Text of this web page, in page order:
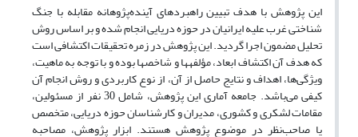
این پژوهش با هدف تبیین راهبردهای آینده‌پژوهانه مقابله با جنگ
شناختی غرب علیه ایرانیان در حوزه دریایی انجام شده و بر اساس روش
تحلیل مضمون اجرا گردید. این پژوهش در زمره تحقیقات اکتشافی است
که هدف آن اکتشاف ابعاد، مؤلفه‏ها و شاخص‏ها بوده و با توجه‌ به ماهیت،
ویژگی‌ها، اهداف و نتایج حاصل از آن، از نوع کاربردی و روش انجام آن
کیفی می‌باشد. جامعه آماری این پژوهش، شامل 30 نفر از مسئولین،
مقامات لشکری و کشوری، مدیران و کارشناسان حوزه دریایی، متخصص
یا صاحب‌نظر در موضوع پژوهش هستند. ابزار پژوهش، مصاحبه